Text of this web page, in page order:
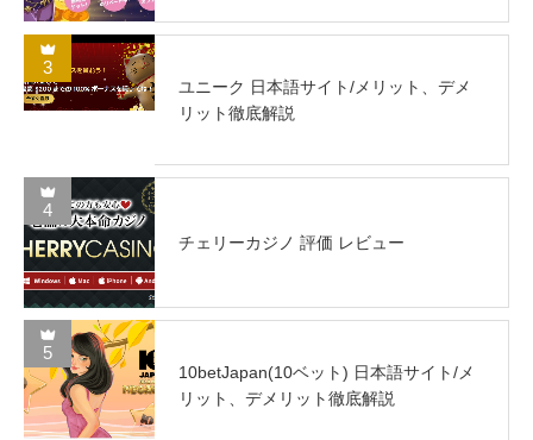
3
ユニーク 日本語サイト/メリット、デメ
リット徹底解説
4
チェリーカジノ 評価 レビュー
5
10betJapan(10ベット) 日本語サイト/メ
リット、デメリット徹底解説